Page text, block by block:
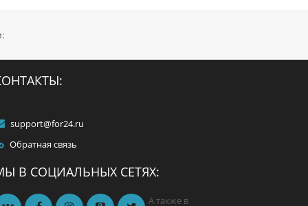
support@for24.ru
Обратная связь
В СОЦИАЛЬНЫХ СЕТЯХ:
А также в